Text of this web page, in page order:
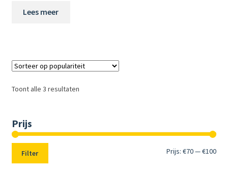
Lees meer
Toont alle 3 resultaten
Prijs
Min.
Filter Prijs:€70—€100